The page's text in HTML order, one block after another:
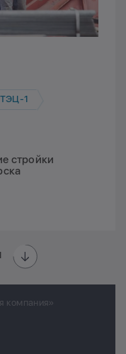
ТЭЦ-1
стройки
компания»